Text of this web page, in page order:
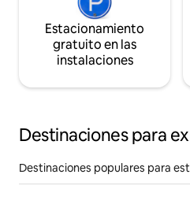
Estacionamiento
gratuito en las
instalaciones
Destinaciones para
Destinaciones populares para